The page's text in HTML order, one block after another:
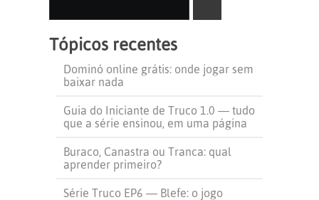
Tópicos recentes
Dominó online grátis: onde jogar sem
baixar nada
Guia do Iniciante de Truco 1.0 — tudo
que a série ensinou, em uma página
Buraco, Canastra ou Tranca: qual
aprender primeiro?
Série Truco EP6 — Blefe: o jogo